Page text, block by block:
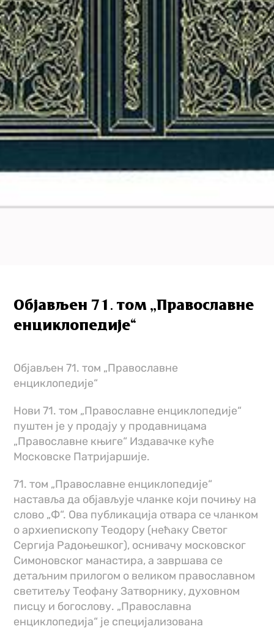
Објављен 71. том „Православне
енциклопедије“
Објављен 71. том „Православне
енциклопедије“
Нови 71. том „Православне енциклопедије“
пуштен је у продају у продавницама
„Православне књиге“ Издавачке куће
Московске Патријаршије.
71. том „Православне енциклопедије“
наставља да објављује чланке који почињу на
слово „Ф“. Ова публикација отвара се чланком
о архиепископу Теодору (нећаку Светог
Сергија Радоњешког), оснивачу московског
Симоновског манастира, а завршава се
детаљним прилогом о великом православном
светитељу Теофану Затворнику, духовном
писцу и богослову. „Православна
енциклопедија“ је специјализована